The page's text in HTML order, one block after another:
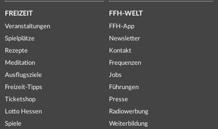
FREIZEIT
Veranstaltungen
Spielplätze
Rezepte
Meditation
Ausflugsziele
Freizeit-Tipps
Ticketshop
Lotto Hessen
Spiele
FFH-WELT
FFH-App
Newsletter
Kontakt
Frequenzen
Jobs
Führungen
Presse
Radiowerbung
Weiterbildung